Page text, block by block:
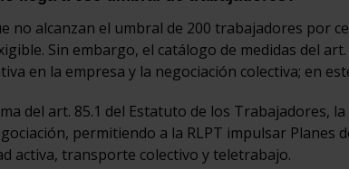
no alcanzan el umbral de 200 trabajadores por
Sin embargo, el catálogo de medidas del
en la empresa y la negociación colectiva; en
del art. 85.1 del Estatuto de los Trabajadores,
permitiendo a la RLPT impulsar Planes
activa, transporte colectivo y teletrabajo.